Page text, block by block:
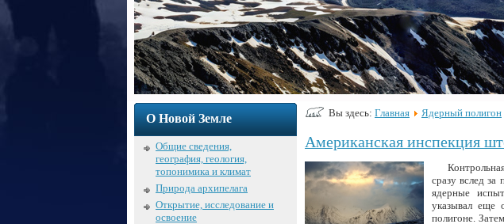
О Новой Земле
Общие сведения,
география, геология,
топонимика и климат
Природа архипелага
Открытие, исследование и
освоение
Вы здесь: Главная Ядерный полигон
Американская инспекция
сразу вслед
ядерные
указывал еще
полигоне.